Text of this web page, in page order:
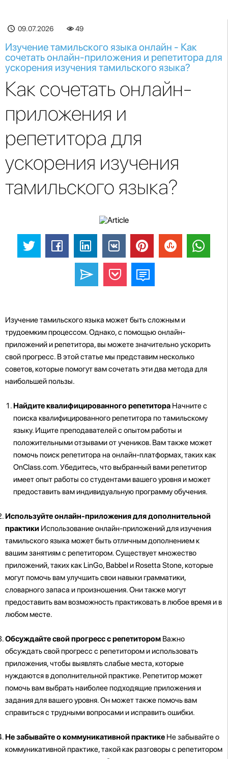
09.07.2026 49
Изучение тамильского языка онлайн - Как
сочетать онлайн-приложения и репетитора для
ускорения изучения тамильского языка?
Как сочетать онлайн-
приложения и
репетитора для
ускорения изучения
тамильского языка?
Изучение тамильского языка может быть сложным и
трудоемким процессом. Однако, с помощью онлайн-
приложений и репетитора, вы можете значительно ускорить
свой прогресс. В этой статье мы представим несколько
советов, которые помогут вам сочетать эти два метода для
наибольшей пользы.
Найдите квалифицированного репетитора Начните с
поиска квалифицированного репетитора по тамильскому
языку. Ищите преподавателей с опытом работы и
положительными отзывами от учеников. Вам также может
помочь поиск репетитора на онлайн-платформах, таких как
OnClass.com. Убедитесь, что выбранный вами репетитор
имеет опыт работы со студентами вашего уровня и может
предоставить вам индивидуальную программу обучения.
Используйте онлайн-приложения для дополнительной
практики Использование онлайн-приложений для изучения
тамильского языка может быть отличным дополнением к
вашим занятиям с репетитором. Существует множество
приложений, таких как LinGo, Babbel и Rosetta Stone, которые
могут помочь вам улучшить свои навыки грамматики,
словарного запаса и произношения. Они также могут
предоставить вам возможность практиковать в любое время и в
любом месте.
Обсуждайте свой прогресс с репетитором Важно
обсуждать свой прогресс с репетитором и использовать
приложения, чтобы выявлять слабые места, которые
нуждаются в дополнительной практике. Репетитор может
помочь вам выбрать наиболее подходящие приложения и
задания для вашего уровня. Он может также помочь вам
справиться с трудными вопросами и исправить ошибки.
Не забывайте о коммуникативной практике Не забывайте о
коммуникативной практике, такой как разговоры с репетитором